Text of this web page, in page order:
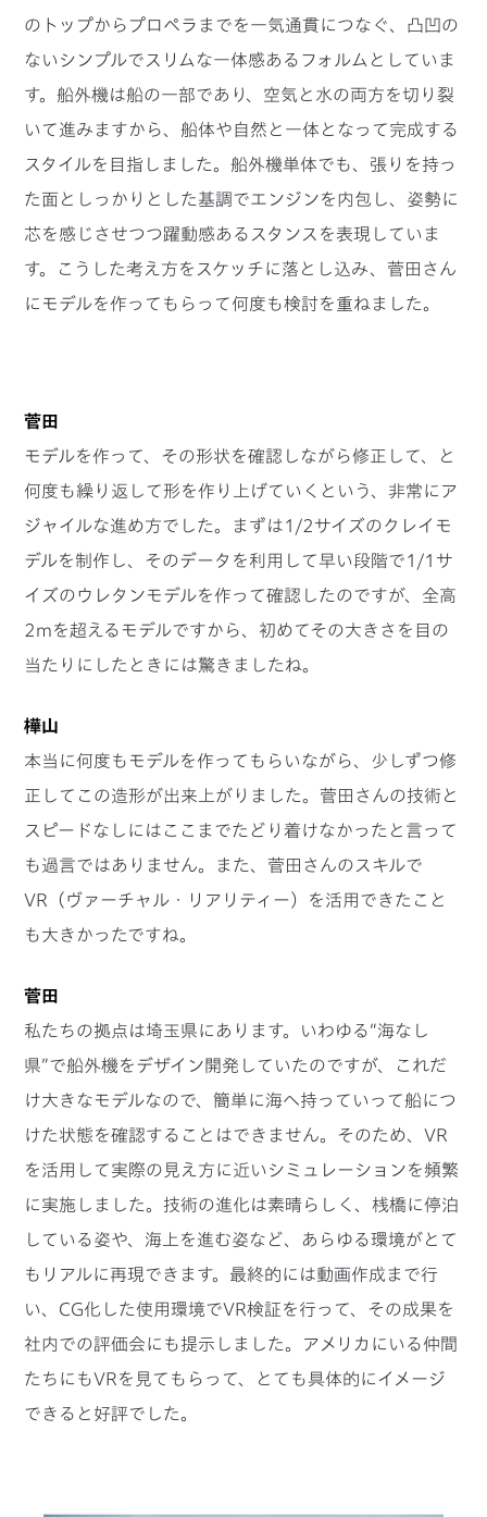
のトップからプロペラまでを一気通貫につなぐ、凸凹の
ないシンプルでスリムな一体感あるフォルムとしていま
す。船外機は船の一部であり、空気と水の両方を切り裂
いて進みますから、船体や自然と一体となって完成する
スタイルを目指しました。船外機単体でも、張りを持っ
た面としっかりとした基調でエンジンを内包し、姿勢に
芯を感じさせつつ躍動感あるスタンスを表現していま
す。こうした考え方をスケッチに落とし込み、菅田さん
にモデルを作ってもらって何度も検討を重ねました。
菅田
モデルを作って、その形状を確認しながら修正して、と
何度も繰り返して形を作り上げていくという、非常にア
ジャイルな進め方でした。まずは1/2サイズのクレイモ
デルを制作し、そのデータを利用して早い段階で1/1サ
イズのウレタンモデルを作って確認したのですが、全高
2mを超えるモデルですから、初めてその大きさを目の
当たりにしたときには驚きましたね。
樺山
本当に何度もモデルを作ってもらいながら、少しずつ修
正してこの造形が出来上がりました。菅田さんの技術と
スピードなしにはここまでたどり着けなかったと言って
も過言ではありません。また、菅田さんのスキルで
VR（ヴァーチャル・リアリティー）を活用できたこと
も大きかったですね。
菅田
私たちの拠点は埼玉県にあります。いわゆる“海なし
県”で船外機をデザイン開発していたのですが、これだ
け大きなモデルなので、簡単に海へ持っていって船につ
けた状態を確認することはできません。そのため、VR
を活用して実際の見え方に近いシミュレーションを頻繁
に実施しました。技術の進化は素晴らしく、桟橋に停泊
している姿や、海上を進む姿など、あらゆる環境がとて
もリアルに再現できます。最終的には動画作成まで行
い、CG化した使用環境でVR検証を行って、その成果を
社内での評価会にも提示しました。アメリカにいる仲間
たちにもVRを見てもらって、とても具体的にイメージ
できると好評でした。